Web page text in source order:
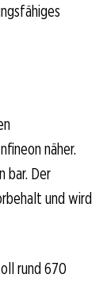
näher.
bar. Der
und wird
rund 670